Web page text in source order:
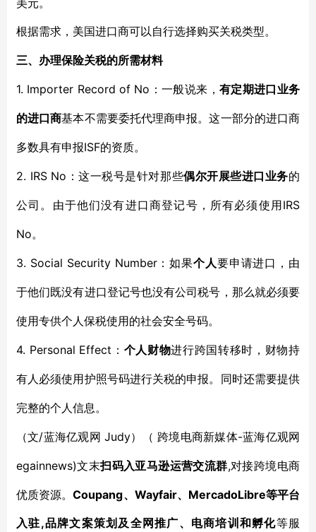
美元。
根据需求，美国进口商可以自行选择购买关税类型。
三、办理保险关税的所需材料
1. Importer Record of No ：一般说来， 有定期进口业务
的进口商基本不需要委托代理商申报。这一部分的进口商
多数具有申报ISF的资质。
2. IRS No ：这一税号是针对那些偶尔开展些进口业务的
公司。由于他们没有进口商登记号，所有必须使用 IRS
No。
3. Social Security Number：如果个人要申请进口，由
于他们既没有进口登记号也没有公司税号，那么就必须要
使用专供个人保税使用的社会安全号码。
4. Personal Effect ： 个人财物进行跨国转移时，财物持
有人必须使用护照号码进行关税的申报。同时还需要提供
完整的个人信息。
（文/蓝海亿观网 Judy）（ 跨境电商新媒体-蓝海亿观网
egainnews)文末扫码入亚马逊运营交流群,对接跨境电商
优质资源。Coupang、Wayfair、MercadoLibre等平台
入驻,品牌文案策划及全网推广、电商培训和孵化等服